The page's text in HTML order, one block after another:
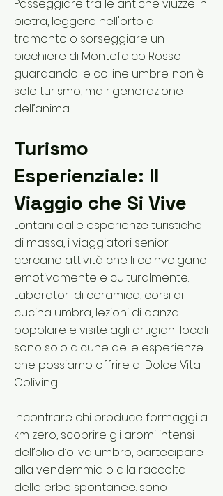
Passeggiare tra le antiche viuzze in
pietra, leggere nell'orto al
tramonto o sorseggiare un
bicchiere di Montefalco Rosso
guardando le colline umbre: non è
solo turismo, ma rigenerazione
dell’anima.
Turismo
Esperienziale: Il
Viaggio che Si Vive
Lontani dalle esperienze turistiche
di massa, i viaggiatori senior
cercano attività che li coinvolgano
emotivamente e culturalmente.
Laboratori di ceramica, corsi di
cucina umbra, lezioni di danza
popolare e visite agli artigiani locali
sono solo alcune delle esperienze
che possiamo offrire al Dolce Vita
Coliving.
Incontrare chi produce formaggi a
km zero, scoprire gli aromi intensi
dell’olio d’oliva umbro, partecipare
alla vendemmia o alla raccolta
delle erbe spontanee: sono